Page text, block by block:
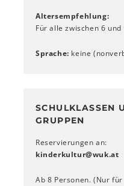
Altersempfehlung:
Für alle zwischen 6 und
Sprache: keine
SCHULKLASSEN
GRUPPEN
Reservierungen an:
kinderkultur@wuk.at
Ab 8 Personen. (Nur für